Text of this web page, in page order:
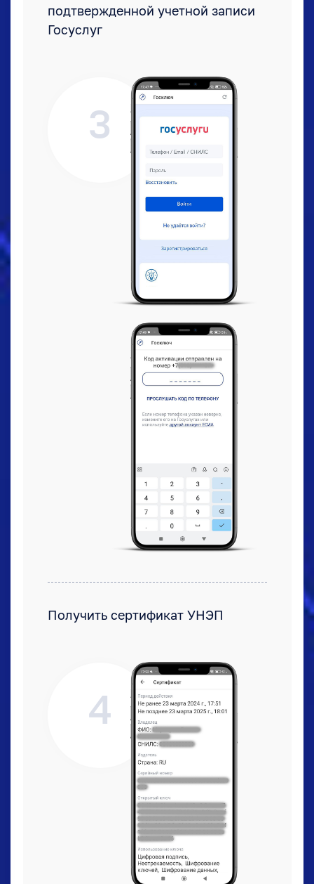
подтвержденной учетной записи
Госуслуг
3
Получить сертификат УНЭП
4